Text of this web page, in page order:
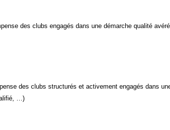
des clubs engagés dans une démarche qualité
des clubs structurés et activement engagés dans
…)